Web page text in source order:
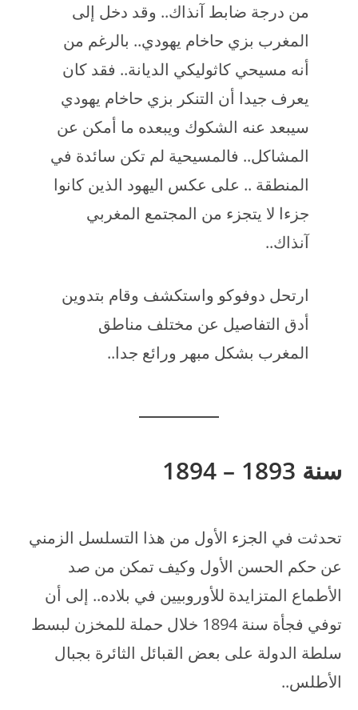
من درجة ضابط آنذاك.. وقد دخل إلى
المغرب بزي حاخام يهودي.. بالرغم من
أنه مسيحي كاثوليكي الديانة.. فقد كان
يعرف جيدا أن التنكر بزي حاخام يهودي
سيبعد عنه الشكوك ويبعده ما أمكن عن
المشاكل.. فالمسيحية لم تكن سائدة في
المنطقة .. على عكس اليهود الذين كانوا
جزءا لا يتجزء من المجتمع المغربي
آنذاك..
ارتحل دوفوكو واستكشف وقام بتدوين
أدق التفاصيل عن مختلف مناطق
المغرب بشكل مبهر ورائع جدا..
سنة 1893 – 1894
تحدثت في الجزء الأول من هذا التسلسل الزمني
عن حكم الحسن الأول وكيف تمكن من صد
الأطماع المتزايدة للأوروبيين في بلاده.. إلى أن
توفي فجأة سنة 1894 خلال حملة للمخزن لبسط
سلطة الدولة على بعض القبائل الثائرة بجبال
الأطلس..